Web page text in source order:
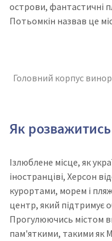
острови, фантастичні
Потьомкін назвав це
Головний корпус
Як розважитись
Ізлюблене місце, як
іностранціві, Херсон
курортами, морем і
центр, який підтримує
Прогулюючись містом
пам'яткими, такими як